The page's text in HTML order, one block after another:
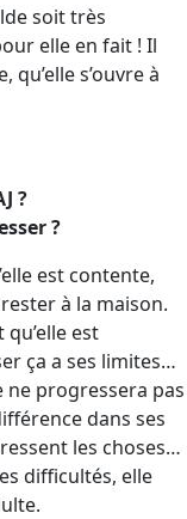
soit très
elle en fait ! Il
s’ouvre à
?
?
est contente,
à la maison.
est
ça a ses limites…
ne progressera pas
dans ses
les choses…
difficultés, elle